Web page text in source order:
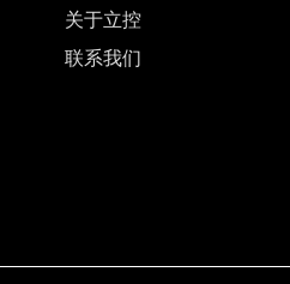
关于立控
联系我们